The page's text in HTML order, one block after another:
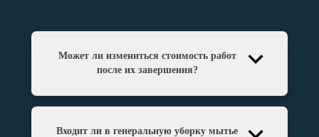
Может ли измениться стоимость работ
после их завершения?
Входит ли в генеральную уборку мытье